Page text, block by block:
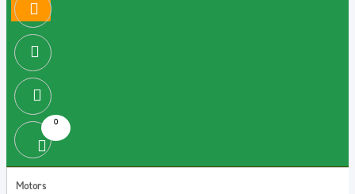
0
Motors